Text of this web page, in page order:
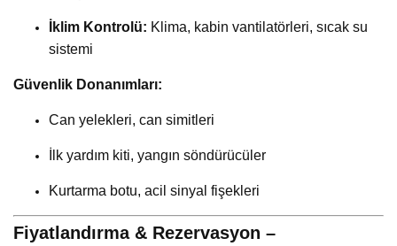
İklim Kontrolü: Klima, kabin vantilatörleri, sıcak su
sistemi
Güvenlik Donanımları:
Can yelekleri, can simitleri
İlk yardım kiti, yangın söndürücüler
Kurtarma botu, acil sinyal fişekleri
Fiyatlandırma & Rezervasyon –